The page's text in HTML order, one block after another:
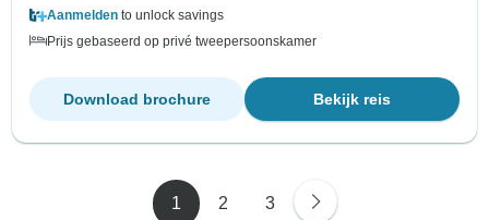
Aanmelden to unlock savings
Prijs gebaseerd op privé tweepersoonskamer
Bekijk reis
Download brochure
1 2 3